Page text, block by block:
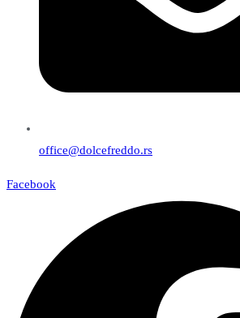
office@dolcefreddo.rs
Facebook